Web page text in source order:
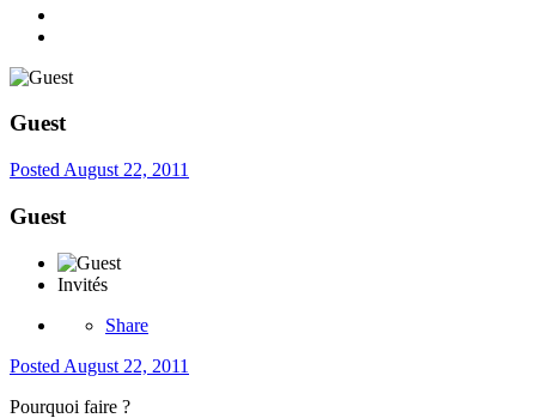
Guest
Posted August 22, 2011
Guest
Invités
Share
Posted August 22, 2011
Pourquoi faire ?